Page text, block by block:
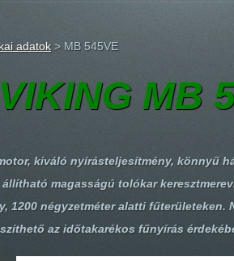
adatok > MB 545VE
VIKING MB
kiváló nyírásteljesítmény, könnyű
magasságú tolókar
1200 négyzetméter alatti fűterületeken.
az időtakarékos fűnyírás